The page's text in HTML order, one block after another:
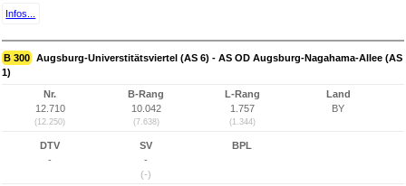
Infos...
B 300 Augsburg-Universtitätsviertel (AS 6) - AS OD Augsburg-Nagahama-Allee (AS
1)
Nr.
12.710
(12.250)
B-Rang
10.042
(7.638)
L-Rang
1.757
(1.344)
Land
BY
DTV
-
SV
-
(-)
BPL